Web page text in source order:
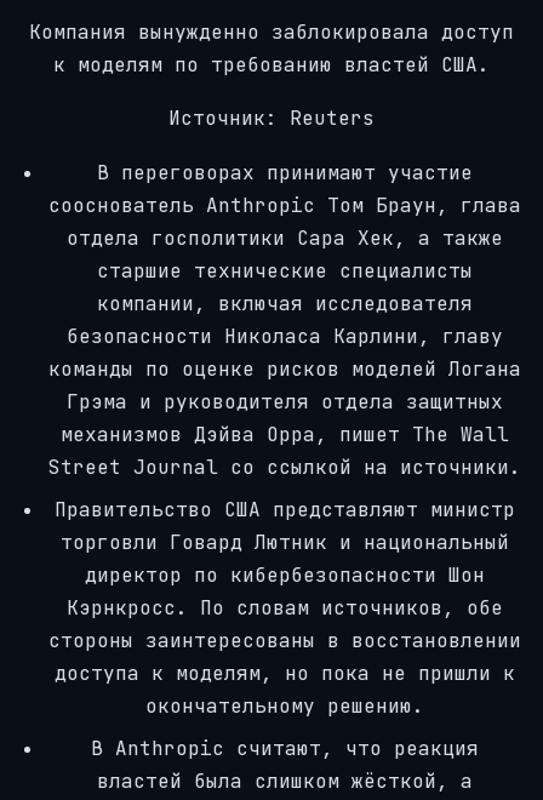
Компания вынужденно заблокировала доступ
к моделям по требованию властей США.
Источник: Reuters
В переговорах принимают участие
сооснователь Anthropic Том Браун, глава
отдела госполитики Сара Хек, а также
старшие технические специалисты
компании, включая исследователя
безопасности Николаса Карлини, главу
команды по оценке рисков моделей Логана
Грэма и руководителя отдела защитных
механизмов Дэйва Орра, пишет The Wall
Street Journal со ссылкой на источники.
Правительство США представляют министр
торговли Говард Лютник и национальный
директор по кибербезопасности Шон
Кэрнкросс. По словам источников, обе
стороны заинтересованы в восстановлении
доступа к моделям, но пока не пришли к
окончательному решению.
В Anthropic считают, что реакция
властей была слишком жёсткой, а